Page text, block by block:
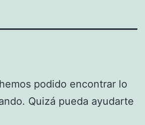
podido encontrar lo
Quizá pueda ayudarte